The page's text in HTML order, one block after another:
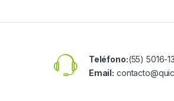
Teléfono:(55) 5016-
Email: